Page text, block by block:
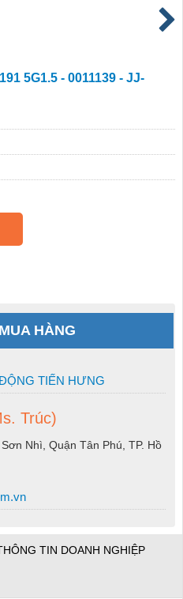
5G1.5 - 0011139 - JJ-
HÀNG
TIẾN HƯNG
Trúc)
Nhì, Quận Tân Phú, TP. Hồ
TIN DOANH NGHIỆP